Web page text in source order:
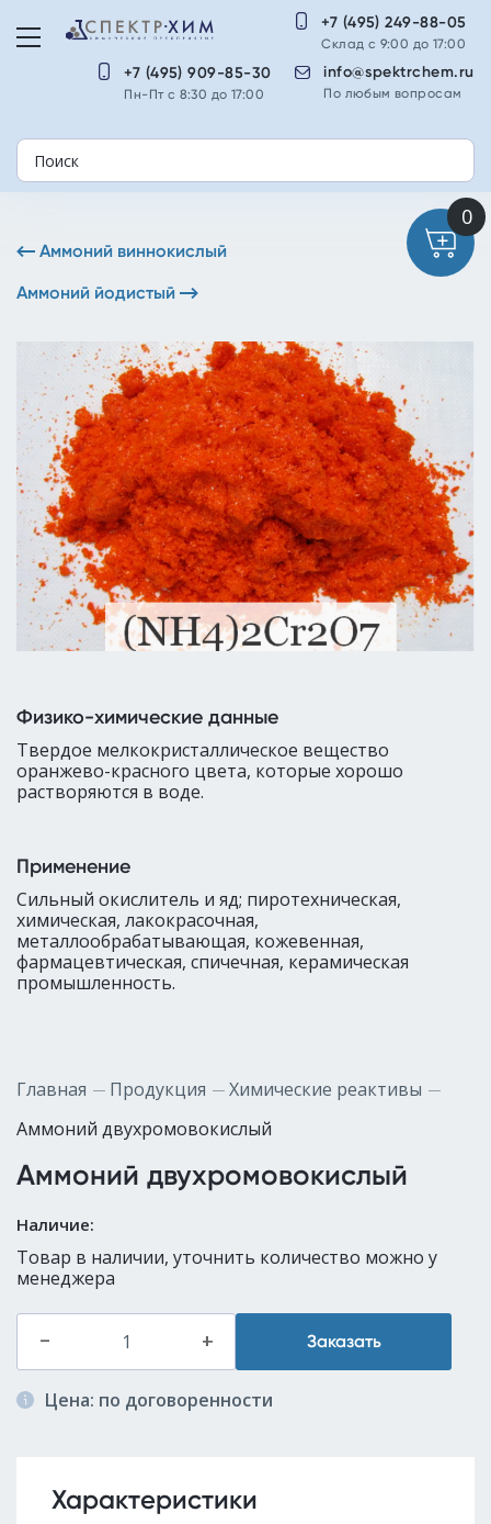
info@spektrchem.ru
По любым вопросам
+7 (495) 249-88-05
Склад с 9:00 до 17:00
+7 (495) 909-85-30
Пн-Пт с 8:30 до 17:00
Аммоний виннокислый
Аммоний йодистый
Физико-химические данные
Твердое мелкокристаллическое вещество
оранжево-красного цвета, которые хорошо
растворяются в воде.
Применение
Сильный окислитель и яд; пиротехническая,
химическая, лакокрасочная,
металлообрабатывающая, кожевенная,
фармацевтическая, спичечная, керамическая
промышленность.
Главная Продукция
Химические реактивы
Аммоний двухромовокислый
Аммоний двухромовокислый
Наличие:
Товар в наличии, уточнить количество можно у
менеджера
– + Заказать
Цена: по договоренности
Характеристики